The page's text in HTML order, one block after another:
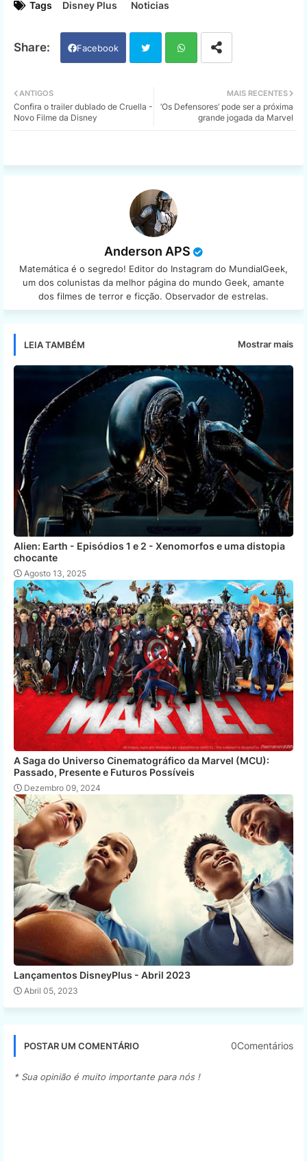
Tags Disney Plus Noticias
Facebook
tter ats
MAIS RECENTES
‘Os Defensores’ pode ser a próxima
grande jogada da Marvel
ANTIGOS
Confira o trailer dublado de Cruella -
Novo Filme da Disney
Anderson APS
Matemática é o segredo! Editor do Instagram do MundialGeek,
um dos colunistas da melhor página do mundo Geek, amante
dos filmes de terror e ficção. Observador de estrelas.
LEIA TAMBÉM Mostrar mais
Alien: Earth - Episódios 1 e 2 - Xenomorfos e uma distopia
chocante
Agosto 13, 2025
A Saga do Universo Cinematográfico da Marvel (MCU):
Passado, Presente e Futuros Possíveis
Dezembro 09, 2024
Lançamentos DisneyPlus - Abril 2023
Abril 05, 2023
POSTAR UM COMENTÁRIO 0Comentários
* Sua opinião é muito importante para nós !